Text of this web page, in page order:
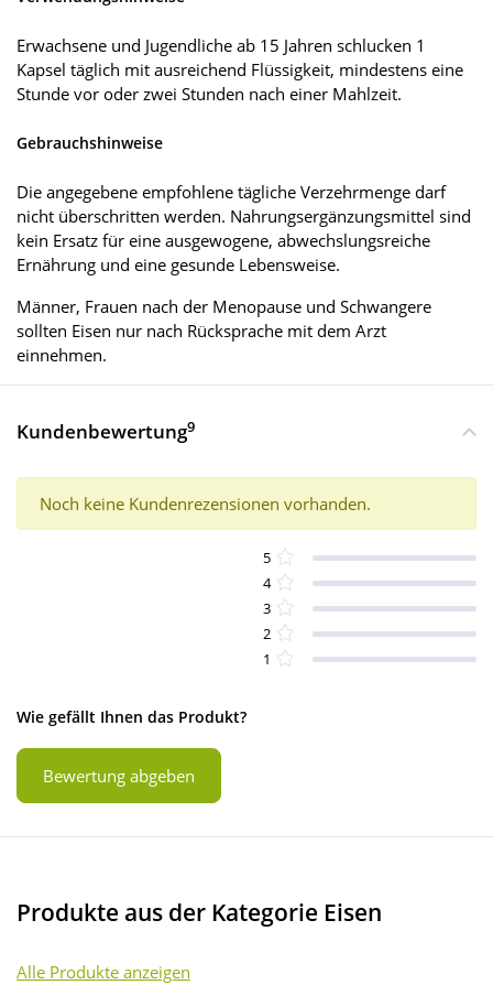
Erwachsene und Jugendliche ab 15 Jahren schlucken 1
Kapsel täglich mit ausreichend Flüssigkeit, mindestens eine
Stunde vor oder zwei Stunden nach einer Mahlzeit.
Gebrauchshinweise
Die angegebene empfohlene tägliche Verzehrmenge darf
nicht überschritten werden. Nahrungsergänzungsmittel sind
kein Ersatz für eine ausgewogene, abwechslungsreiche
Ernährung und eine gesunde Lebensweise.
Männer, Frauen nach der Menopause und Schwangere
sollten Eisen nur nach Rücksprache mit dem Arzt
einnehmen.
Kundenbewertung9
Noch keine Kundenrezensionen vorhanden.
5
4
3
2
1
Wie gefällt Ihnen das Produkt?
Bewertung abgeben
Produkte aus der Kategorie Eisen
Alle Produkte anzeigen